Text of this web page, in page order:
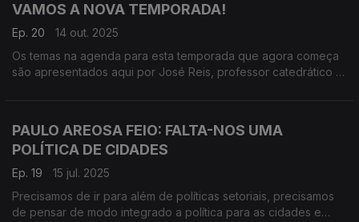
VAMOS A NOVA TEMPORADA!
Ep. 20
14 out. 2025
Os temas na agenda para esta temporada que agora começa
são apresentados aqui por José Reis, professor catedrático e
PAULO AREOSA FEIO: FALTA-NOS UMA
POLÍTICA DE CIDADES
Ep. 19
15 jul. 2025
Precisamos de ir para além de políticas setoriais, precisamos
de pensar de modo integrado a política para as cidades e